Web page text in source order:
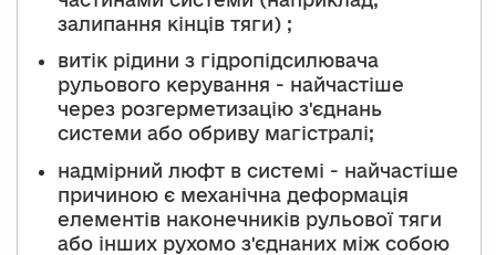
залипання кінців тяги) ;
витік рідини з гідропідсилювача
рульового керування - найчастіше
через розгерметизацію з'єднань
системи або обриву магістралі;
надмірний люфт в системі - найчастіше
причиною є механічна деформація
елементів наконечників рульової тяги
або інших рухомо з'єднаних між собою